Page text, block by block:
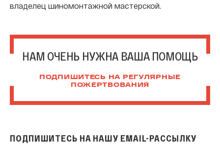
владелец шиномонтажной мастерской.
НАМ ОЧЕНЬ НУЖНА ВАША ПОМОЩЬ
ПОДПИШИТЕСЬ НА РЕГУЛЯРНЫЕ
ПОЖЕРТВОВАНИЯ
ПОДПИШИТЕСЬ НА НАШУ EMAIL-РАССЫЛКУ